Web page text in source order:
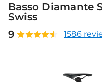
Basso Diamante
Swiss
9
1586